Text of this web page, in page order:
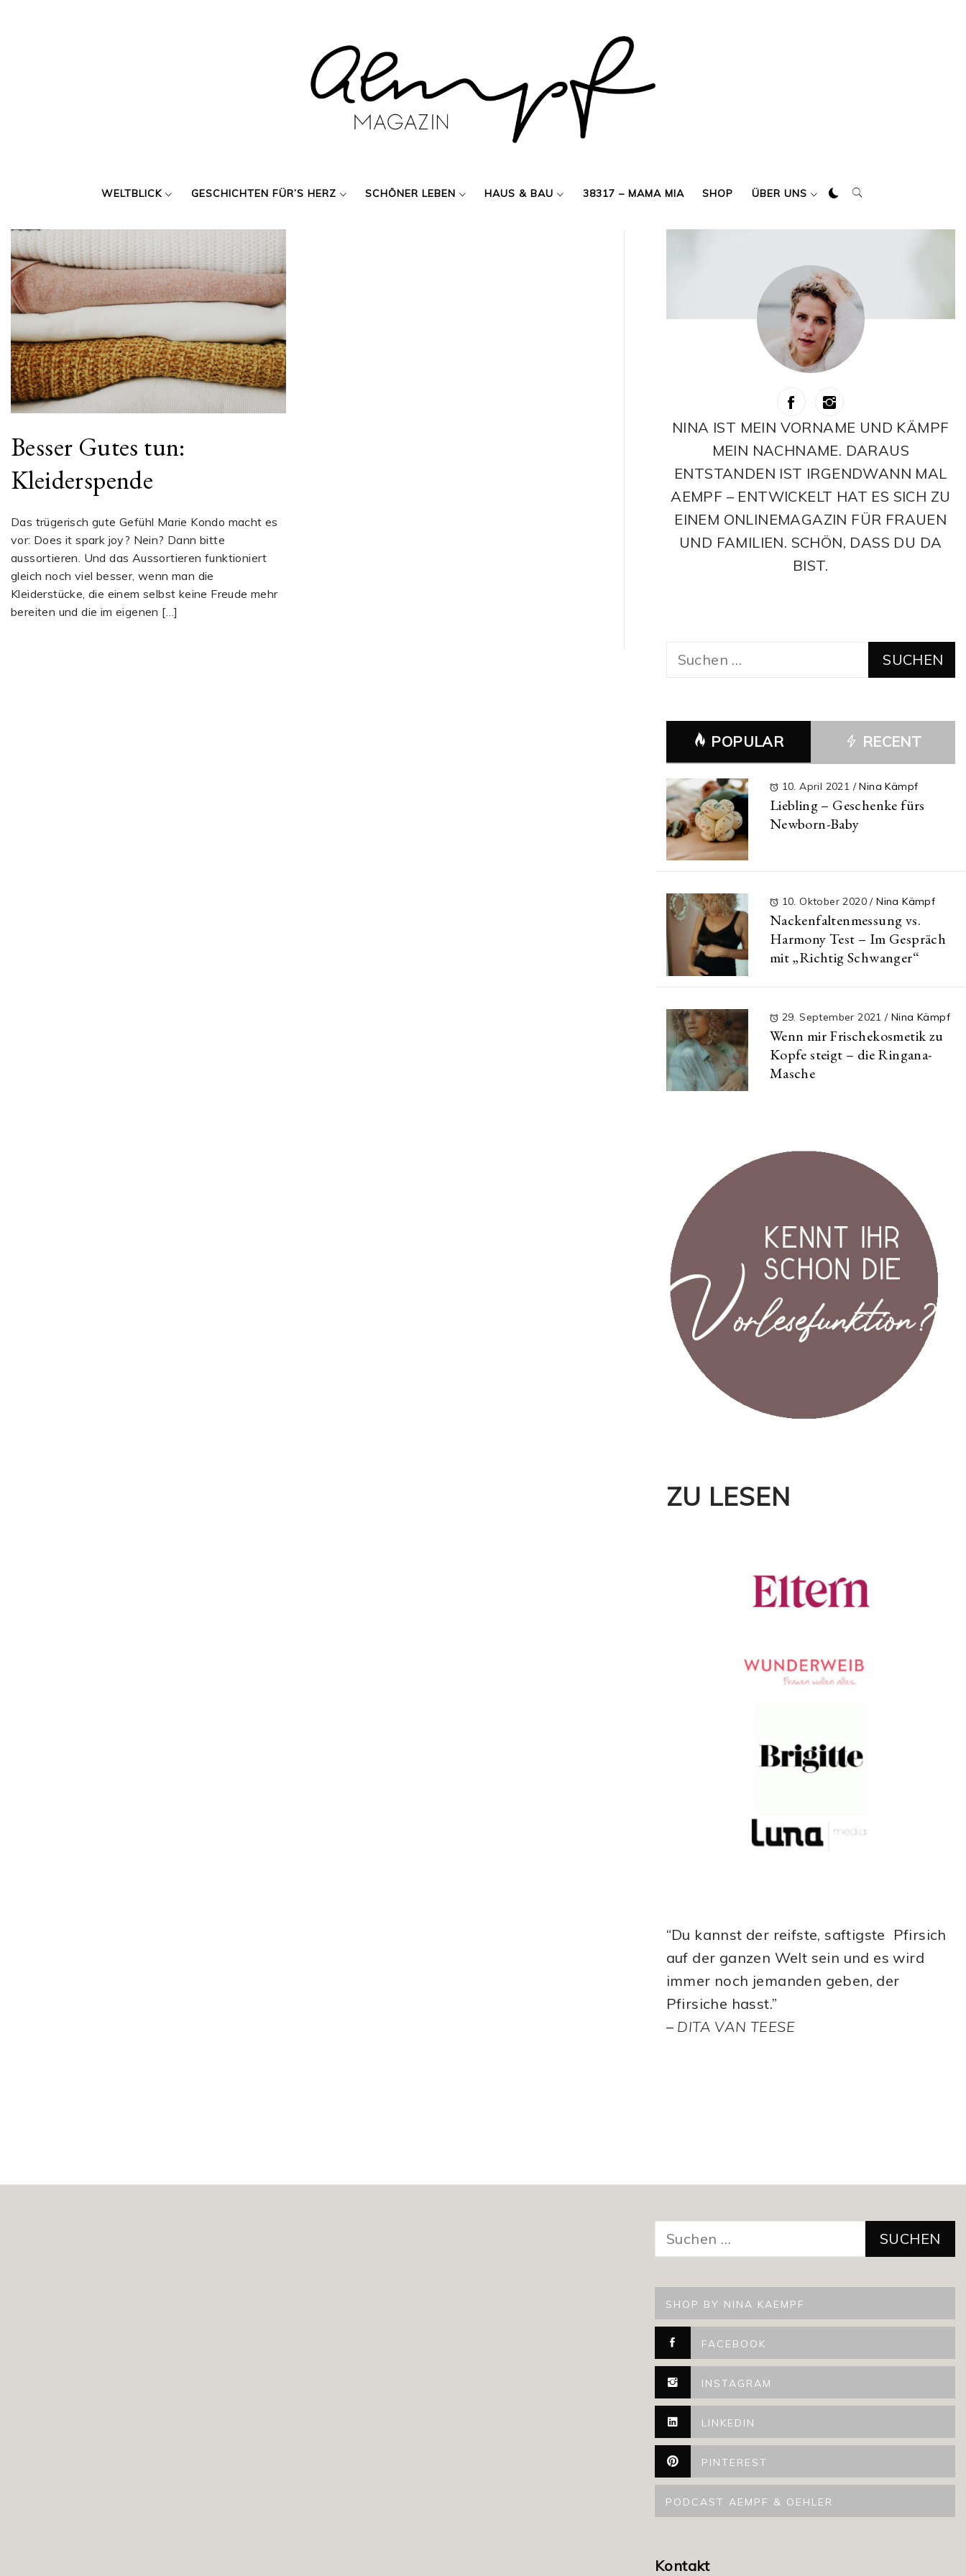
WELTBLICK GESCHICHTEN FÜR’S HERZ SCHÖNER LEBEN HAUS & BAU 38317 – MAMA MIA SHOP ÜBER UNS
Besser Gutes tun:
Kleiderspende
Das trügerisch gute Gefühl Marie Kondo macht es
vor: Does it spark joy? Nein? Dann bitte
aussortieren. Und das Aussortieren funktioniert
gleich noch viel besser, wenn man die
Kleiderstücke, die einem selbst keine Freude mehr
bereiten und die im eigenen […]
NINA IST MEIN VORNAME UND KÄMPF
MEIN NACHNAME. DARAUS
ENTSTANDEN IST IRGENDWANN MAL
AEMPF – ENTWICKELT HAT ES SICH ZU
EINEM ONLINEMAGAZIN FÜR FRAUEN
UND FAMILIEN. SCHÖN, DASS DU DA
BIST.
Suchen
POPULAR RECENT
10. April 2021 / Nina Kämpf
Liebling – Geschenke fürs
Newborn-Baby
10. Oktober 2020/ Nina Kämpf
Nackenfaltenmessung vs.
Harmony Test – Im Gespräch
mit „Richtig Schwanger“
29. September 2021/ Nina Kämpf
Wenn mir Frischekosmetik zu
Kopfe steigt – die Ringana-
Masche
ZU LESEN
“Du kannst der reifste, saftigste Pfirsich
auf der ganzen Welt sein und es wird
immer noch jemanden geben, der
Pfirsiche hasst.”
– DITA VAN TEESE
nach:
SHOP BY NINA KAEMPF
FACEBOOK
INSTAGRAM
LINKEDIN
PINTEREST
PODCAST AEMPF & OEHLER
Kontakt